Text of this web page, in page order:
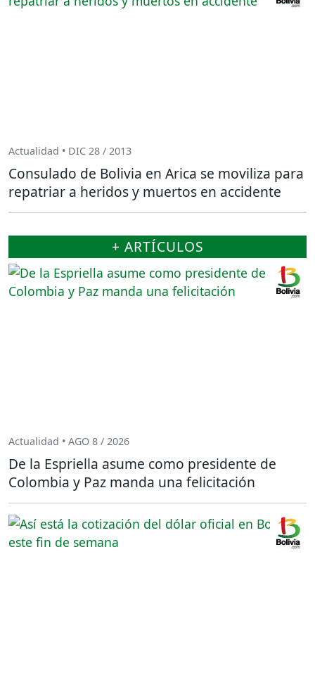
Actualidad • DIC 28 / 2013
Consulado de Bolivia en Arica se moviliza para
repatriar a heridos y muertos en accidente
+ ARTÍCULOS
Actualidad • AGO 8 / 2026
De la Espriella asume como presidente de
Colombia y Paz manda una felicitación